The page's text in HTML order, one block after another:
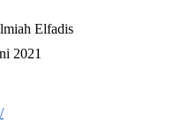
Elfadis
2021